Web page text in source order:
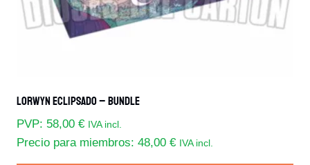
Lorwyn Eclipsado – Bundle
PVP: 58,00 € IVA incl.
Precio para miembros: 48,00 € IVA incl.